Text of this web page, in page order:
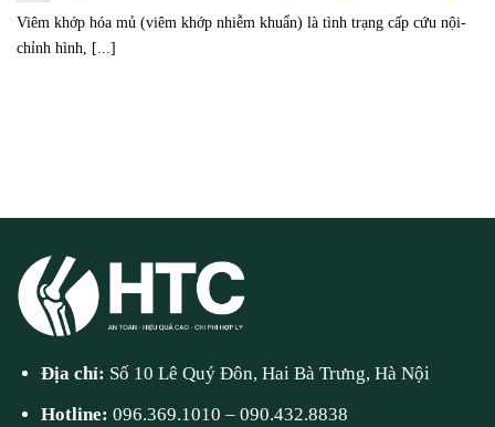
Viêm khớp hóa mủ (viêm khớp nhiễm khuẩn) là tình trạng cấp cứu nội-
chỉnh hình, [...]
Địa chỉ: Số 10 Lê Quý Đôn, Hai Bà Trưng, Hà Nội
Hotline:096.369.1010 –090.432.8838